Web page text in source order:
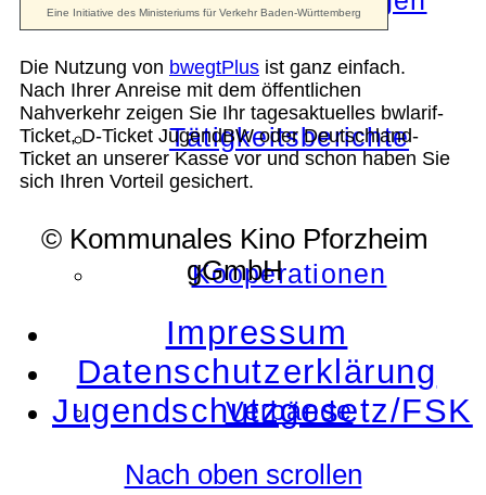
Tätigkeitsberichte
Kooperationen
Verbände
Die Nutzung von bwegtPlus ist ganz einfach.
Nach Ihrer Anreise mit dem öffentlichen
Nahverkehr zeigen Sie Ihr tagesaktuelles bwlarif-
Ticket, D-Ticket JugendBW oder Deutschland-
Ticket an unserer Kasse vor und schon haben Sie
sich Ihren Vorteil gesichert.
© Kommunales Kino Pforzheim
gGmbH
Impressum
Datenschutzerklärung
Jugendschutzgesetz/FSK
Nach oben scrollen